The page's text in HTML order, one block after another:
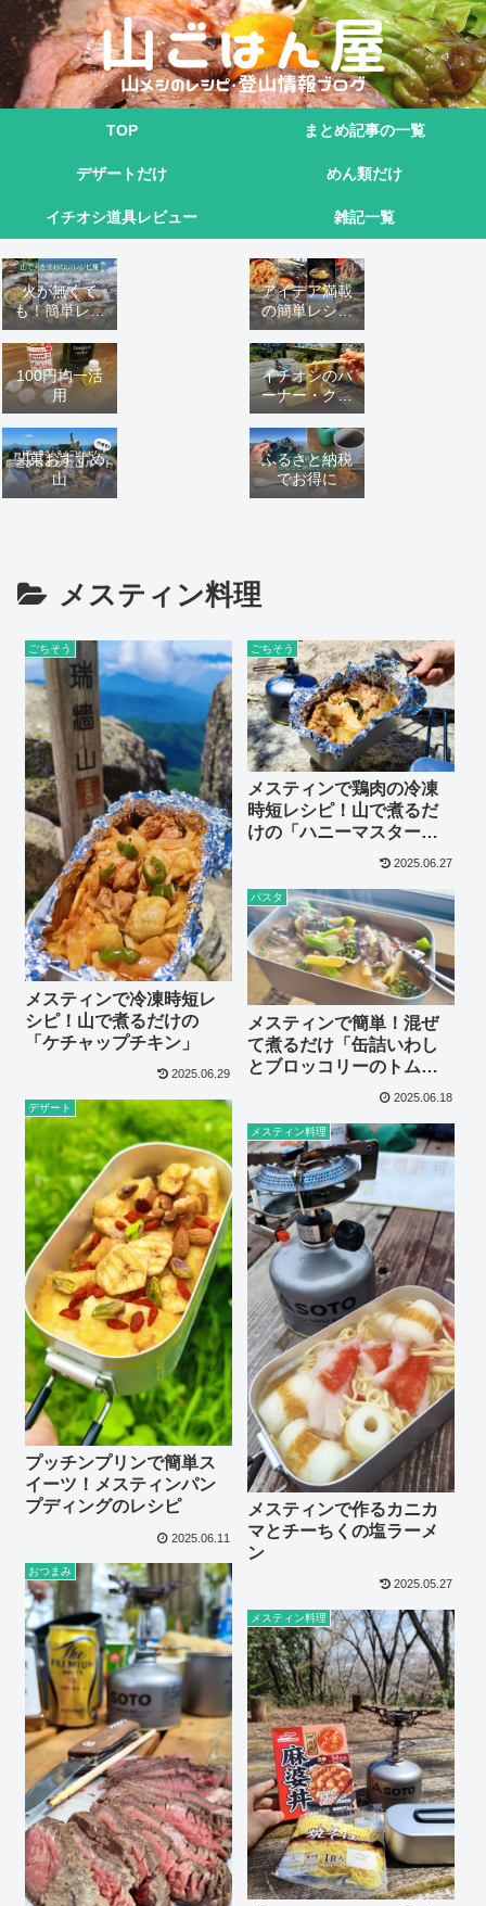
TOP まとめ記事の一覧
デザートだけ めん類だけ
イチオシ道具レビュー 雑記一覧
火が無くて
も！簡単レシ
ピ9選
アイデア満載
の簡単レシピ
16 選
100円均一活
用
イチオシのバ
ーナー・クッ
カーこれ！
関東おすすめ
山
ふるさと納税
でお得に
メスティン料理
ごちそう
メスティンで冷凍時短レ
シピ！山で煮るだけの
「ケチャップチキン」
2025.06.29
ごちそう
メスティンで鶏肉の冷凍
時短レシピ！山で煮るだ
けの「ハニーマスタード
2025.06.27
パスタ
メスティンで簡単！混ぜ
て煮るだけ「缶詰いわし
とブロッコリーのトムヤ
2025.06.18
デザート
プッチンプリンで簡単ス
イーツ！メスティンパン
プディングのレシピ
2025.06.11
メスティン料理
メスティンで作るカニカ
マとチーちくの塩ラーメ
ン
2025.05.27
おつまみ
メスティン料理